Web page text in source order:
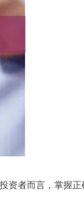
资者而言，掌握正